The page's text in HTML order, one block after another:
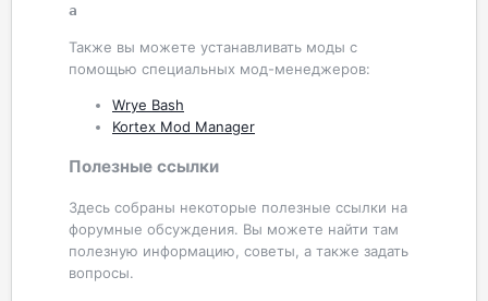
a
Также вы можете устанавливать моды с
помощью специальных мод-менеджеров:
Wrye Bash
Kortex Mod Manager
Полезные ссылки
Здесь собраны некоторые полезные ссылки на
форумные обсуждения. Вы можете найти там
полезную информацию, советы, а также задать
вопросы.